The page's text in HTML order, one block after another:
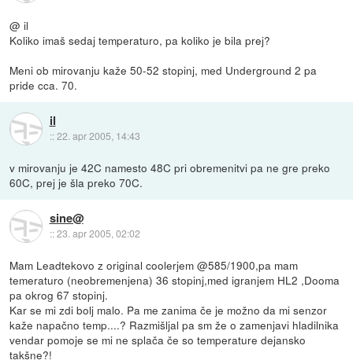
@ il
Koliko imaš sedaj temperaturo, pa koliko je bila prej?
Meni ob mirovanju kaže 50-52 stopinj, med Underground 2 pa
pride cca. 70.
il
::22. apr 2005, 14:43
v mirovanju je 42C namesto 48C pri obremenitvi pa ne gre preko
60C, prej je šla preko 70C.
sine@
::23. apr 2005, 02:02
Mam Leadtekovo z original coolerjem @585/1900,pa mam
temeraturo (neobremenjena) 36 stopinj,med igranjem HL2 ,Dooma
pa okrog 67 stopinj.
Kar se mi zdi bolj malo. Pa me zanima če je možno da mi senzor
kaže napačno temp....? Razmišljal pa sm že o zamenjavi hladilnika
vendar pomoje se mi ne splača če so temperature dejansko
takšne?!